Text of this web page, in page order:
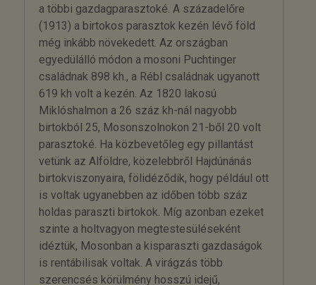
a többi gazdagparasztoké. A századelőre
(1913) a birtokos parasztok kezén lévő föld
még inkább növekedett. Az országban
egyedülálló módon a mosoni Puchtinger
családnak 898 kh., a Rébl családnak ugyanott
619 kh volt a kezén. Az 1820 lakosú
Miklóshalmon a 26 száz kh-nál nagyobb
birtokból 25, Mosonszolnokon 21-ből 20 volt
parasztoké. Ha közbevetőleg egy pillantást
vetünk az Alföldre, közelebbről Hajdúnánás
birtokviszonyaira, fölidéződik, hogy például ott
is voltak ugyanebben az időben több száz
holdas paraszti birtokok. Míg azonban ezeket
szinte a holtvagyon megtestesüléseként
idéztük, Mosonban a kisparaszti gazdaságok
is rentábilisak voltak. A virágzás több
szerencsés körülmény hosszú idejű,